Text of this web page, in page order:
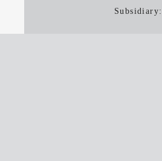
Subsidiary: